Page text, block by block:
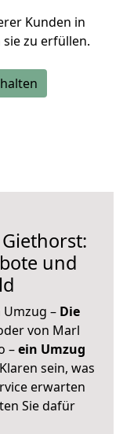
Kunden in
zu erfüllen.
und
– Die
von Marl
–ein Umzug
sein, was
erwarten
Sie dafür